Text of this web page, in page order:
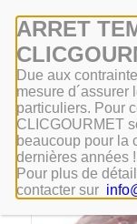
ARRET
Due aux
mesure
particuliers. Pour
CLICGOURMET
beaucoup pour la
dernières années
Pour plus de
contacter sur